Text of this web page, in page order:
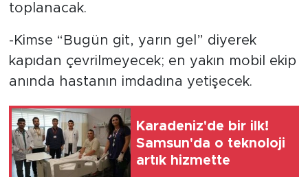
toplanacak.
-Kimse “Bugün git, yarın gel” diyerek
kapıdan çevrilmeyecek; en yakın mobil ekip
anında hastanın imdadına yetişecek.
Karadeniz'de bir ilk!
Samsun'da o teknoloji
artık hizmette